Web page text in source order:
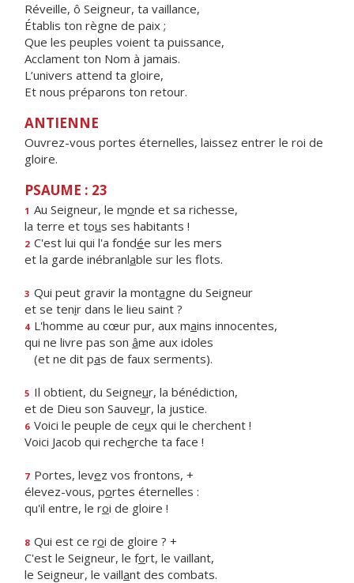
Réveille, ô Seigneur, ta vaillance,
Établis ton règne de paix ;
Que les peuples voient ta puissance,
Acclament ton Nom à jamais.
L’univers attend ta gloire,
Et nous préparons ton retour.
ANTIENNE
Ouvrez-vous portes éternelles, laissez entrer le roi de
gloire.
PSAUME : 23
1 Au Seigneur, le monde et sa richesse,
la terre et tous ses habitants !
2 C'est lui qui l'a fondée sur les mers
et la garde inébranlable sur les flots.
3 Qui peut gravir la montagne du Seigneur
et se tenir dans le lieu saint ?
4 L'homme au cœur pur, aux mains innocentes,
qui ne livre pas son âme aux idoles
(et ne dit pas de faux serments).
5 Il obtient, du Seigneur, la bénédiction,
et de Dieu son Sauveur, la justice.
6 Voici le peuple de ceux qui le cherchent !
Voici Jacob qui recherche ta face !
7 Portes, levez vos frontons, +
élevez-vous, portes éternelles :
qu'il entre, le roi de gloire !
8 Qui est ce roi de gloire ? +
C'est le Seigneur, le fort, le vaillant,
le Seigneur, le vaillant des combats.